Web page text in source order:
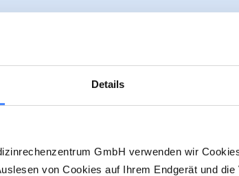
Details
GmbH verwenden wir
von Cookies auf Ihrem Endgerät und
Fast alle